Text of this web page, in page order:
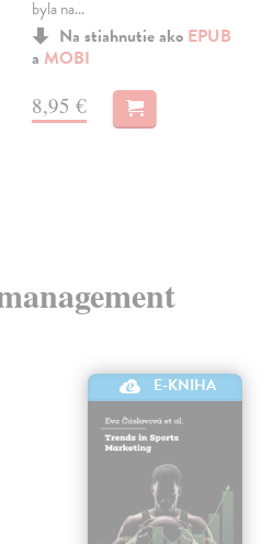
byla na...
Na stiahnutie ako EPUB
a MOBI
8,95 €
E-KNIHA